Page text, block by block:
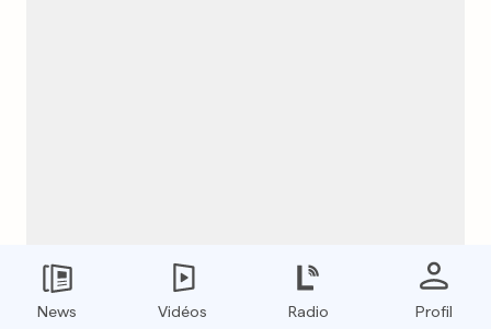
News Vidéos Radio Profil